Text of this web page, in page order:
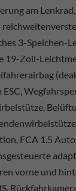
am
3-Speichen-
Zoll-
FCA 1.5
vorne und